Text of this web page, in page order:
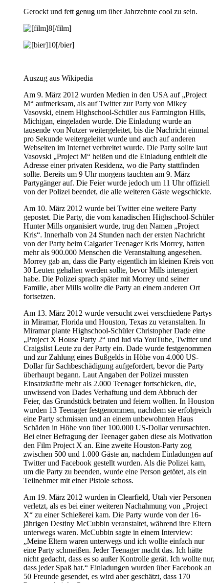
Gerockt und fett genug um über Jahrzehnte cool zu sein.
Auszug aus Wikipedia
Am 9. März 2012 wurden Medien in den USA auf „Project
M“ aufmerksam, als auf Twitter zur Party von Mikey
Vasovski, einem Highschool-Schüler aus Farmington Hills,
Michigan, eingeladen wurde. Die Einladung wurde an
tausende von Nutzer weitergeleitet, bis die Nachricht einmal
pro Sekunde weitergeleitet wurde und auch auf anderen
Webseiten im Internet verbreitet wurde. Die Party sollte laut
Vasovski „Project M“ heißen und die Einladung enthielt die
Adresse einer privaten Residenz, wo die Party stattfinden
sollte. Bereits um 9 Uhr morgens tauchten am 9. März
Partygänger auf. Die Feier wurde jedoch um 11 Uhr offiziell
von der Polizei beendet, die alle weiteren Gäste wegschickte.
Am 10. März 2012 wurde bei Twitter eine weitere Party
gepostet. Die Party, die vom kanadischen Highschool-Schüler
Hunter Mills organisiert wurde, trug den Namen „Project
Kris“. Innerhalb von 24 Stunden nach der ersten Nachricht
von der Party beim Calgarier Teenager Kris Morrey, hatten
mehr als 900.000 Menschen die Veranstaltung angesehen.
Morrey gab an, dass die Party eigentlich im kleinen Kreis von
30 Leuten gehalten werden sollte, bevor Mills interagiert
habe. Die Polizei sprach später mit Morrey und seiner
Familie, aber Mills wollte die Party an einem anderen Ort
fortsetzen.
Am 13. März 2012 wurde versucht zwei verschiedene Partys
in Miramar, Florida und Houston, Texas zu veranstalten. In
Miramar plante Highschool-Schüler Christopher Dade eine
„Project X House Party 2“ und lud via YouTube, Twitter und
Craigslist Leute zu der Party ein. Dade wurde festgenommen
und zur Zahlung eines Bußgelds in Höhe von 4.000 US-
Dollar für Sachbeschädigung aufgefordert, bevor die Party
überhaupt begann. Laut Angaben der Polizei mussten
Einsatzkräfte mehr als 2.000 Teenager fortschicken, die,
unwissend von Dades Verhaftung und dem Abbruch der
Feier, das Grundstück betraten und feiern wollten. In Houston
wurden 13 Teenager festgenommen, nachdem sie erfolgreich
eine Party schmissen und an einem unbewohnten Haus
Schäden in Höhe von über 100.000 US-Dollar verursachten.
Bei einer Befragung der Teenager gaben diese als Motivation
den Film Project X an. Eine zweite Houston-Party zog
zwischen 500 und 1.000 Gäste an, nachdem Einladungen auf
Twitter und Facebook gestellt wurden. Als die Polizei kam,
um die Party zu beenden, wurde eine Person getötet, als ein
Teilnehmer mit einer Pistole schoss.
Am 19. März 2012 wurden in Clearfield, Utah vier Personen
verletzt, als es bei einer weiteren Nachahmung von „Project
X“ zu einer Schießerei kam. Die Party wurde von der 16-
jährigen Destiny McCubbin veranstaltet, während ihre Eltern
unterwegs waren. McCubbin sagte in einem Interview:
„Meine Eltern waren unterwegs und ich wollte einfach nur
eine Party schmeißen. Jeder Teenager macht das. Ich hätte
nicht gedacht, dass es so außer Kontrolle gerät. Ich wollte nur,
dass jeder Spaß hat.“ Einladungen wurden über Facebook an
50 Freunde gesendet, es wird aber geschätzt, dass 170